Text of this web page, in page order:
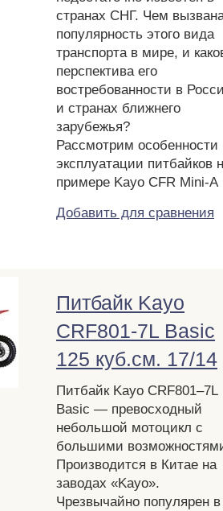
странах СНГ. Чем
популярность этого вида
транспорта в мире, и
перспектива его
востребованности в
и странах ближнего
зарубежья?
Рассмотрим особенности
эксплуатации питбайков
примере Kayo CFR Mini-A
Добавить для сравнения
Питбайк Kayo
CRF801-7L Basic
125 куб.см. 17/14
Питбайк Kayo CRF801–7L
Basic — превосходный
небольшой мотоцикл с
большими
Производится в Китае на
заводах «Kayo».
Чрезвычайно популярен в